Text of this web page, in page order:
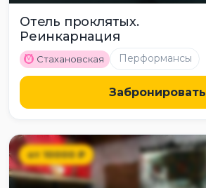
Отель проклятых.
Реинкарнация
M Стахановская Перформансы
Забронировать
от 10000₽